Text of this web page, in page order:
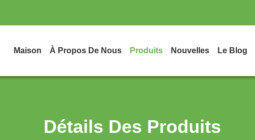
Maison À Propos De Nous Produits Nouvelles Le Blog
Détails Des Produits